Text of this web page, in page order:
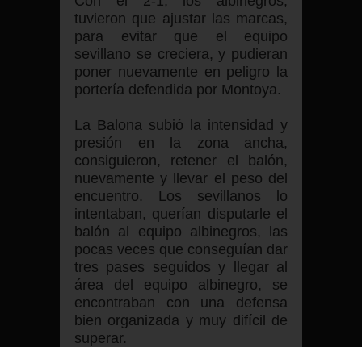
tuvieron que ajustar las marcas,
para evitar que el equipo
sevillano se creciera, y pudieran
poner nuevamente en peligro la
portería defendida por Montoya.
La Balona subió la intensidad y
presión en la zona ancha,
consiguieron, retener el balón,
nuevamente y llevar el peso del
encuentro. Los sevillanos lo
intentaban, querían disputarle el
balón al equipo albinegros, las
pocas veces que conseguían dar
tres pases seguidos y llegar al
área del equipo albinegro, se
encontraban con una defensa
bien organizada y muy difícil de
superar.